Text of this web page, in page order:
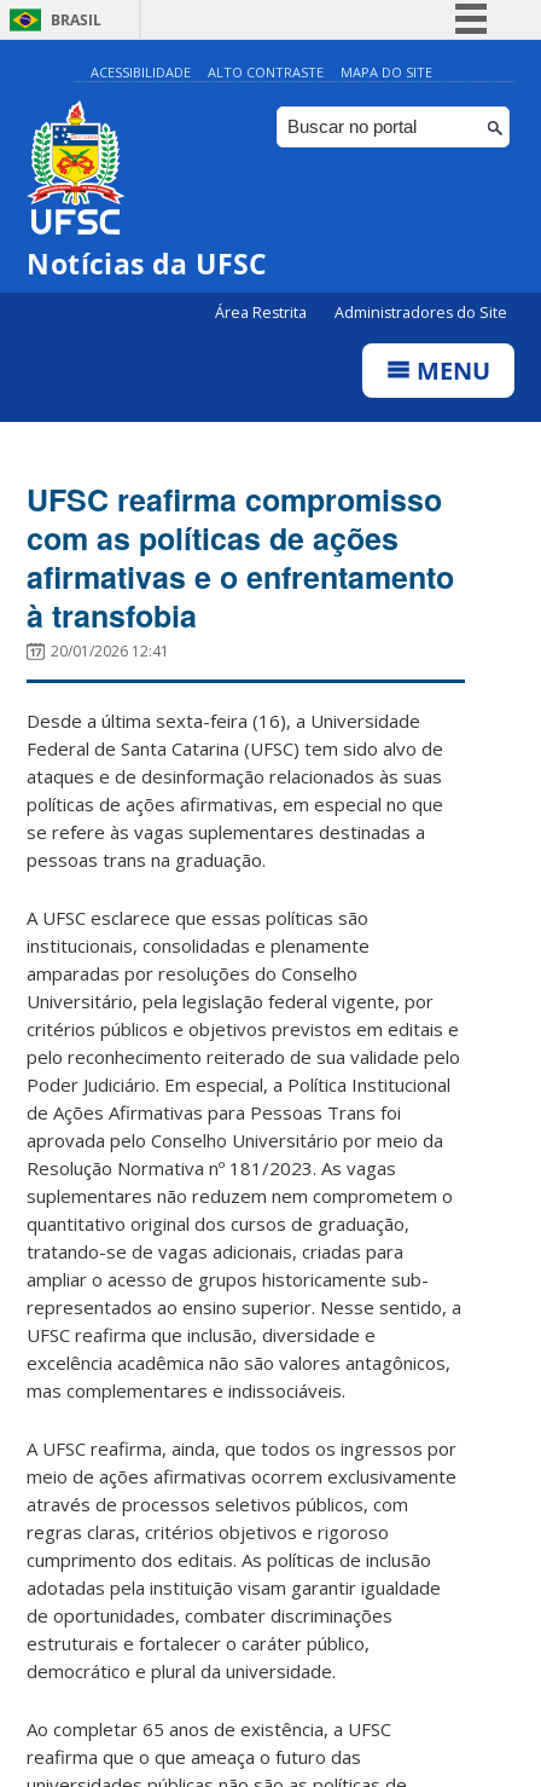
BRASIL
Simplifique!
Comunica BR
Participe
ACESSIBILIDADE ALTO CONTRASTE MAPA DO SITE
Notícias da UFSC
Área Restrita Administradores do Site
MENU
UFSC reafirma compromisso
com as políticas de ações
afirmativas e o enfrentamento
à transfobia
20/01/2026 12:41
Desde a última sexta-feira (16), a Universidade
Federal de Santa Catarina (UFSC) tem sido alvo de
ataques e de desinformação relacionados às suas
políticas de ações afirmativas, em especial no que
se refere às vagas suplementares destinadas a
pessoas trans na graduação.
A UFSC esclarece que essas políticas são
institucionais, consolidadas e plenamente
amparadas por resoluções do Conselho
Universitário, pela legislação federal vigente, por
critérios públicos e objetivos previstos em editais e
pelo reconhecimento reiterado de sua validade pelo
Poder Judiciário. Em especial, a Política Institucional
de Ações Afirmativas para Pessoas Trans foi
aprovada pelo Conselho Universitário por meio da
Resolução Normativa nº 181/2023. As vagas
suplementares não reduzem nem comprometem o
quantitativo original dos cursos de graduação,
tratando-se de vagas adicionais, criadas para
ampliar o acesso de grupos historicamente sub-
representados ao ensino superior. Nesse sentido, a
UFSC reafirma que inclusão, diversidade e
excelência acadêmica não são valores antagônicos,
mas complementares e indissociáveis.
A UFSC reafirma, ainda, que todos os ingressos por
meio de ações afirmativas ocorrem exclusivamente
através de processos seletivos públicos, com
regras claras, critérios objetivos e rigoroso
cumprimento dos editais. As políticas de inclusão
adotadas pela instituição visam garantir igualdade
de oportunidades, combater discriminações
estruturais e fortalecer o caráter público,
democrático e plural da universidade.
Ao completar 65 anos de existência, a UFSC
reafirma que o que ameaça o futuro das